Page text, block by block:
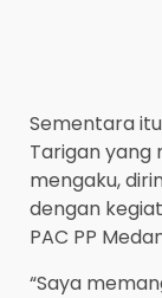
Sementara
Tarigan yang
mengaku,
dengan
PAC PP
“Saya